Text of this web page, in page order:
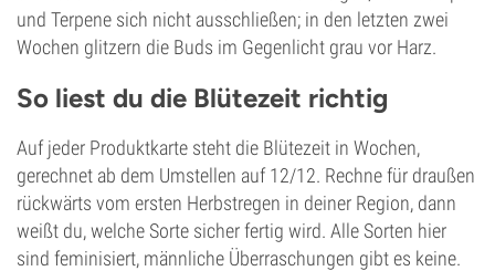
und Terpene sich nicht ausschließen; in den letzten zwei
Wochen glitzern die Buds im Gegenlicht grau vor Harz.
So liest du die Blütezeit richtig
Auf jeder Produktkarte steht die Blütezeit in Wochen,
gerechnet ab dem Umstellen auf 12/12. Rechne für draußen
rückwärts vom ersten Herbstregen in deiner Region, dann
weißt du, welche Sorte sicher fertig wird. Alle Sorten hier
sind feminisiert, männliche Überraschungen gibt es keine.